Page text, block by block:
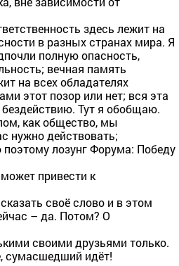
здесь лежит на
в разных странах мира. Я
полную опасность,
вечная память
на всех обладателях
этот позор или нет; вся эта
Тут я обобщаю.
как общество, мы
нужно действовать;
лозунг Форума: Победу
привести к
своё слово и в этом
– да. Потом? О
своими друзьями только.
сумасшедший идёт!